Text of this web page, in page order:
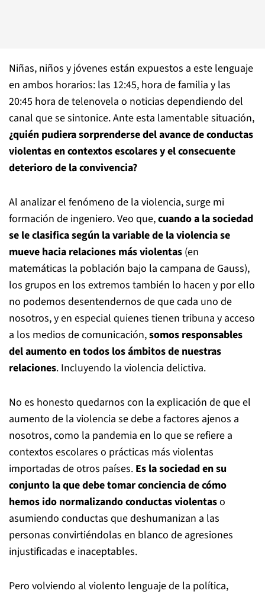
Niñas, niños y jóvenes están expuestos a este lenguaje
en ambos horarios: las 12:45, hora de familia y las
20:45 hora de telenovela o noticias dependiendo del
canal que se sintonice. Ante esta lamentable situación,
¿quién pudiera sorprenderse del avance de conductas
violentas en contextos escolares y el consecuente
deterioro de la convivencia?
Al analizar el fenómeno de la violencia, surge mi
formación de ingeniero. Veo que,cuando a la sociedad
se le clasifica según la variable de la violencia se
mueve hacia relaciones más violentas (en
matemáticas la población bajo la campana de Gauss),
los grupos en los extremos también lo hacen y por ello
no podemos desentendernos de que cada uno de
nosotros, y en especial quienes tienen tribuna y acceso
a los medios de comunicación,somos responsables
del aumento en todos los ámbitos de nuestras
relaciones. Incluyendo la violencia delictiva.
No es honesto quedarnos con la explicación de que el
aumento de la violencia se debe a factores ajenos a
nosotros, como la pandemia en lo que se refiere a
contextos escolares o prácticas más violentas
importadas de otros países. Es la sociedad en su
conjunto la que debe tomar conciencia de cómo
hemos ido normalizando conductas violentaso
asumiendo conductas que deshumanizan a las
personas convirtiéndolas en blanco de agresiones
injustificadas e inaceptables.
Pero volviendo al violento lenguaje de la política,